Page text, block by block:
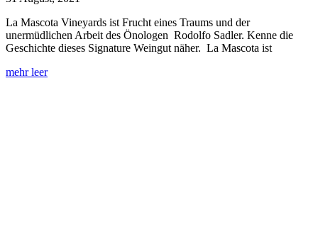
La Mascota Vineyards ist Frucht eines Traums und der
unermüdlichen Arbeit des Önologen Rodolfo Sadler. Kenne die
Geschichte dieses Signature Weingut näher. La Mascota ist
mehr leer